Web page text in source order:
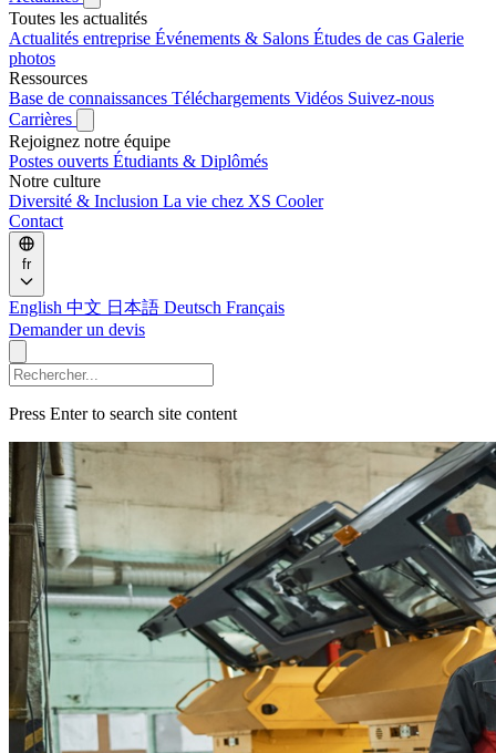
Toutes les actualités
Actualités entreprise Événements & Salons Études de cas Galerie
photos
Ressources
Base de connaissances Téléchargements Vidéos Suivez-nous
Carrières
Rejoignez notre équipe
Postes ouverts Étudiants & Diplômés
Notre culture
Diversité & Inclusion La vie chez XS Cooler
Contact
fr
English 中文 日本語 Deutsch Français
Demander un devis
Press Enter to search site content